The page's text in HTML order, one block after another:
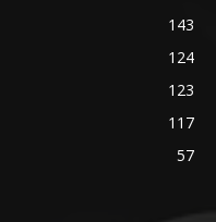
143
124
123
117
57